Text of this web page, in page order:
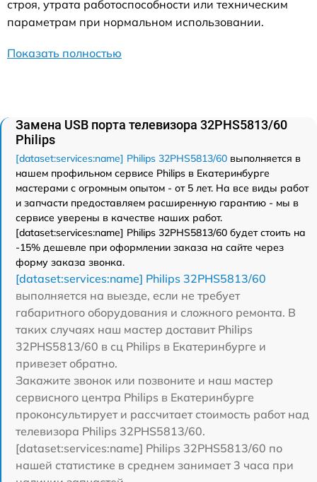
строя, утрата работоспособности или техническим
параметрам при нормальном использовании.
Показать полностью
Замена USB порта телевизора 32PHS5813/60
Philips
[dataset:services:name] Philips 32PHS5813/60 выполняется в
нашем профильном сервисе Philips в Екатеринбурге
мастерами с огромным опытом - от 5 лет. На все виды работ
и запчасти предоставляем расширенную гарантию - мы в
сервисе уверены в качестве наших работ.
[dataset:services:name] Philips 32PHS5813/60 будет стоить на
-15% дешевле при оформлении заказа на сайте через
форму заказа звонка.
[dataset:services:name] Philips 32PHS5813/60
выполняется на выезде, если не требует
габаритного оборудования и сложного ремонта. В
таких случаях наш мастер доставит Philips
32PHS5813/60 в сц Philips в Екатеринбурге и
привезет обратно.
Закажите звонок или позвоните и наш мастер
сервисного центра Philips в Екатеринбурге
проконсультирует и рассчитает стоимость работ над
телевизора Philips 32PHS5813/60.
[dataset:services:name] Philips 32PHS5813/60 по
нашей статистике в среднем занимает 3 часа при